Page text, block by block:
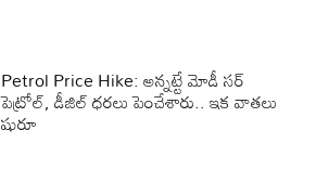
Petrol Price Hike: అన్నట్టే మోడీ సర్
పెట్రోల్, డీజిల్ ధరలు పెంచేశారు.. ఇక వాతలు
షురూ